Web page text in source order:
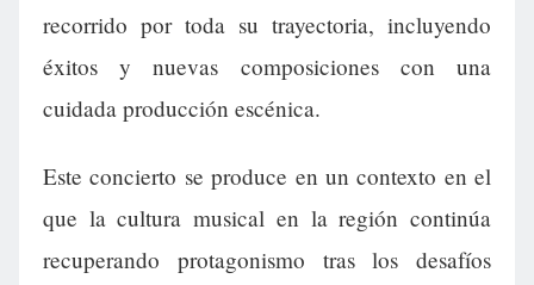
recorrido por toda su trayectoria, incluyendo
éxitos y nuevas composiciones con una
cuidada producción escénica.
Este concierto se produce en un contexto en el
que la cultura musical en la región continúa
recuperando protagonismo tras los desafíos